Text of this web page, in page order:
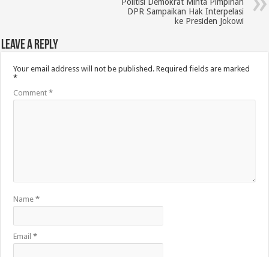
Politisi Demokrat Minta Pimpinan
DPR Sampaikan Hak Interpelasi
ke Presiden Jokowi
Leave a Reply
Your email address will not be published. Required fields are marked
*
Comment*
Name*
Email*